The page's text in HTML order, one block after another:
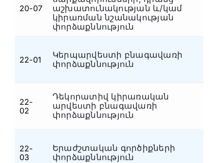
20-07
աշխատունակության և/կամ
կիրառման նշանակության
փորձաքննություն
22-01
Կերպարվեստի բնագավառի
փորձաքննություն
22-
02
Դեկորատիվ կիրառական
արվեստի բնագավառի
փորձաքննություն
22-
03
Երաժշտական գործիքների
փորձաքննություն